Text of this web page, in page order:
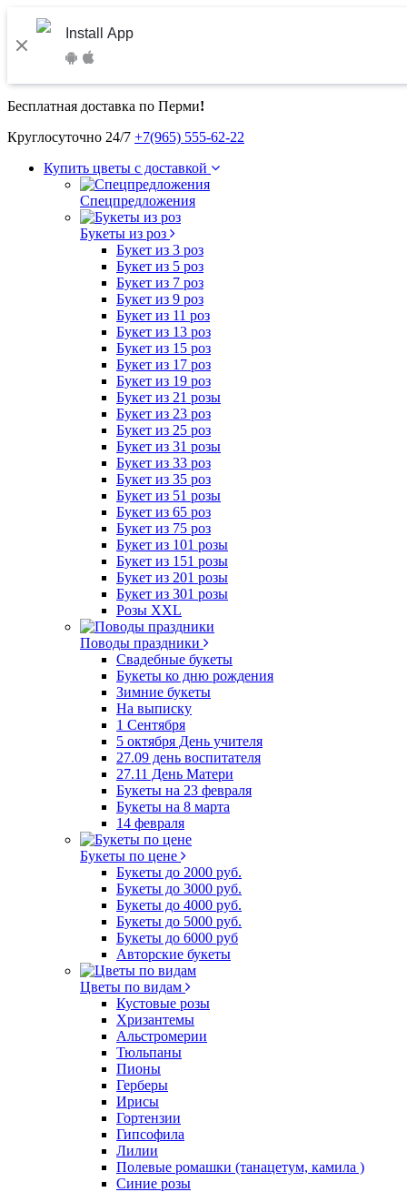
Install App
Бесплатная доставка по Перми!
Круглосуточно 24/7 +7(965) 555-62-22
Купить цветы с доставкой
Спецпредложения
Букеты из роз
Букет из 3 роз
Букет из 5 роз
Букет из 7 роз
Букет из 9 роз
Букет из 11 роз
Букет из 13 роз
Букет из 15 роз
Букет из 17 роз
Букет из 19 роз
Букет из 21 розы
Букет из 23 роз
Букет из 25 роз
Букет из 31 розы
Букет из 33 роз
Букет из 35 роз
Букет из 51 розы
Букет из 65 роз
Букет из 75 роз
Букет из 101 розы
Букет из 151 розы
Букет из 201 розы
Букет из 301 розы
Розы XXL
Поводы праздники
Свадебные букеты
Букеты ко дню рождения
Зимние букеты
На выписку
1 Сентября
5 октября День учителя
27.09 день воспитателя
27.11 День Матери
Букеты на 23 февраля
Букеты на 8 марта
14 февраля
Букеты по цене
Букеты до 2000 руб.
Букеты до 3000 руб.
Букеты до 4000 руб.
Букеты до 5000 руб.
Букеты до 6000 руб
Авторские букеты
Цветы по видам
Кустовые розы
Хризантемы
Альстромерии
Тюльпаны
Пионы
Герберы
Ирисы
Гортензии
Гипсофила
Лилии
Полевые ромашки (танацетум, камила )
Синие розы